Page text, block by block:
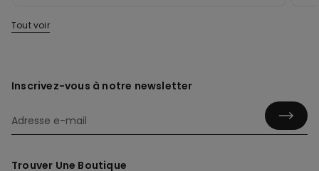
Tout voir
Inscrivez-vous à notre newsletter
Trouver Une Boutique